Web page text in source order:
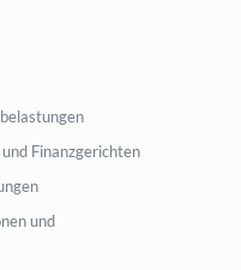
Finanzgerichten
und